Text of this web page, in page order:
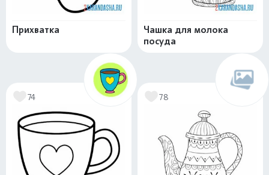
Прихватка
Чашка для молока
посуда
74 78